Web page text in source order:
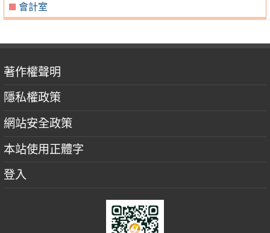
會計室
著作權聲明
隱私權政策
網站安全政策
本站使用正體字
登入